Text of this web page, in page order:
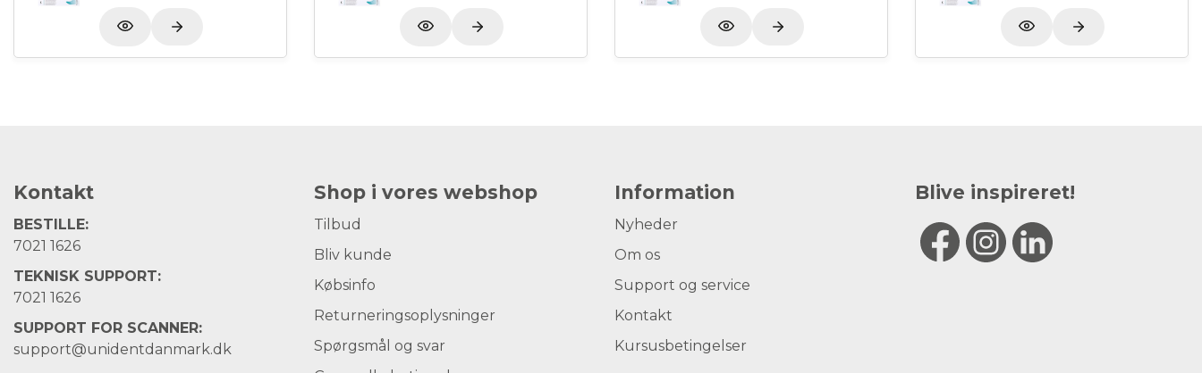
Kontakt
BESTILLE:
7021 1626
TEKNISK SUPPORT:
7021 1626
SUPPORT FOR SCANNER:
support@unidentdanmark.dk
Shop i vores webshop
Tilbud
Bliv kunde
Købsinfo
Returneringsoplysninger
Spørgsmål og svar
Information
Nyheder
Om os
Support og service
Kontakt
Kursusbetingelser
Blive inspireret!